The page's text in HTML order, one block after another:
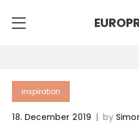
inspiration
18. December 2019 by